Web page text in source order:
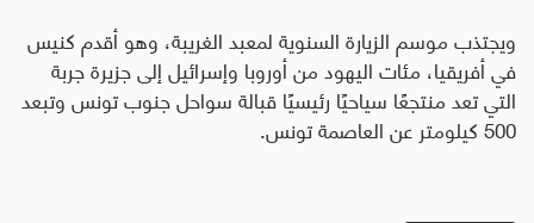
ويجتذب موسم الزيارة السنوية لمعبد الغريبة، وهو أقدم كنيس
في أفريقيا، مئات اليهود من أوروبا وإسرائيل إلى جزيرة جربة
التي تعد منتجعًا سياحيًا رئيسيًا قبالة سواحل جنوب تونس وتبعد
500 كيلومتر عن العاصمة تونس.